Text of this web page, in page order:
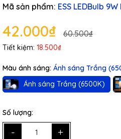
Mã sản phẩm: ESS LEDBulb 9W
42.000₫ 60.500₫
Tiết kiệm: 18.500₫
Màu ánh sáng: Ánh sáng Trắng
Ánh sáng Trắng (6500K)
Số lượng:
- +